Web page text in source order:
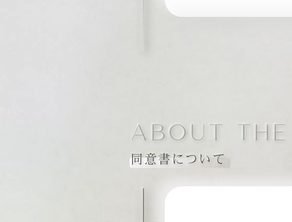
ABOUT
同意書について